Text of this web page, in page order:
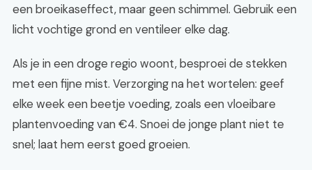
een broeikaseffect, maar geen schimmel. Gebruik een
licht vochtige grond en ventileer elke dag.
Als je in een droge regio woont, besproei de stekken
met een fijne mist. Verzorging na het wortelen: geef
elke week een beetje voeding, zoals een vloeibare
plantenvoeding van €4. Snoei de jonge plant niet te
snel; laat hem eerst goed groeien.